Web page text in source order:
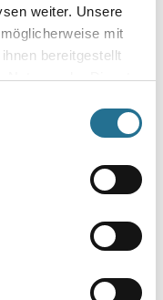
weiter. Unsere
mit
bereitgestellt
Nutzung der Dienste